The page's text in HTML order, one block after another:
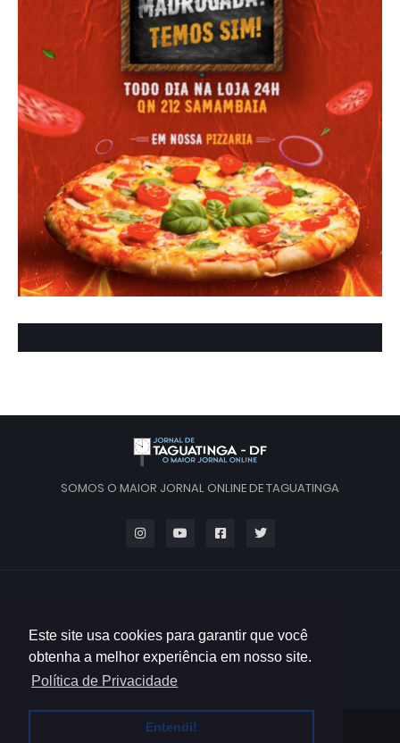
Este site usa cookies para garantir que você
obtenha a melhor experiência em nosso site.
Política de Privacidade
Entendi!
SOMOS O MAIOR JORNAL ONLINE DE TAGUATINGA